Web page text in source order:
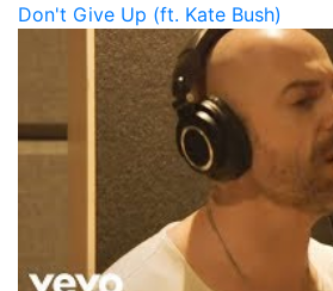
Don't Give Up (ft. Kate Bush)